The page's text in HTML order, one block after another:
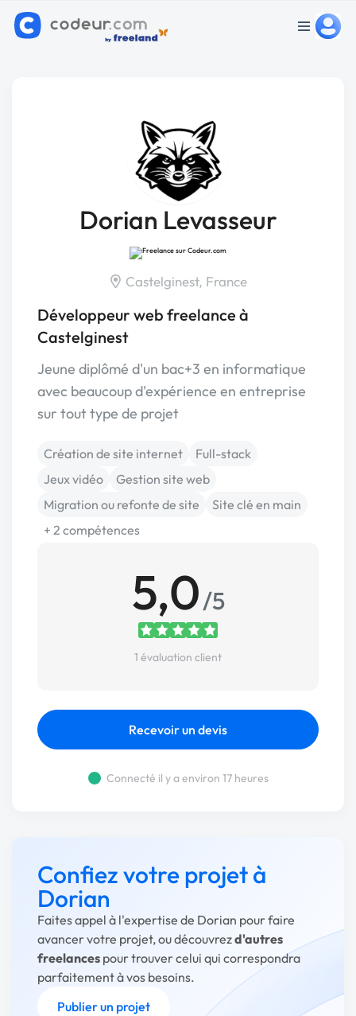
Dorian Levasseur
Castelginest, France
Développeur web freelance à
Castelginest
Jeune diplômé d'un bac+3 en informatique
avec beaucoup d'expérience en entreprise
sur tout type de projet
Création de site internet
Full-stack
Jeux vidéo
Gestion site web
Migration ou refonte de site
Site clé en main
+ 2 compétences
5,0/5
1 évaluation client
Recevoir un devis
Connecté il y a environ 17 heures
Confiez votre projet à
Dorian
Faites appel à l'expertise de Dorian pour faire
avancer votre projet, ou découvrezd'autres
freelances pour trouver celui qui correspondra
parfaitement à vos besoins.
Publier un projet